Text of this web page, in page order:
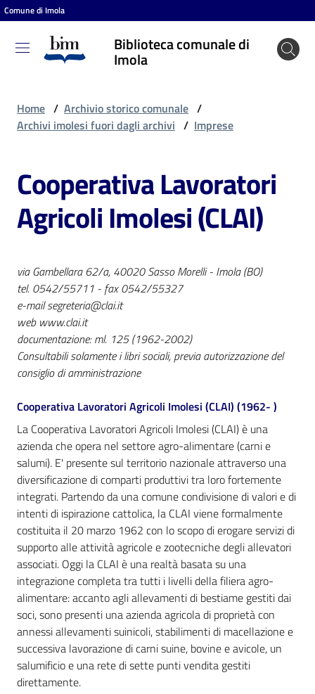
Vai al contenuto
Vai alla navigazione
Vai al footer
Comune di Imola
Biblioteca comunale di
Imola
Biblioteca
comunale
Cosa
puoi
Scopri
i
contenuti
online
Casa
Piani
Archivio
storico
Menu selezionato
Decentrate
Patto
per
Home / Archivio storico comunale /
Archivi imolesi fuori dagli archivi / Imprese
Cooperativa Lavoratori
Agricoli Imolesi (CLAI)
via Gambellara 62/a, 40020 Sasso Morelli - Imola (BO)
tel. 0542/55711 - fax 0542/55327
e-mail segreteria@clai.it
web www.clai.it
documentazione: ml. 125 (1962-2002)
Consultabili solamente i libri sociali, previa autorizzazione del
consiglio di amministrazione
Cooperativa Lavoratori Agricoli Imolesi (CLAI) (1962- )
La Cooperativa Lavoratori Agricoli Imolesi (CLAI) è una
azienda che opera nel settore agro-alimentare (carni e
salumi). E' presente sul territorio nazionale attraverso una
diversificazione di comparti produttivi tra loro fortemente
integrati. Partendo da una comune condivisione di valori e di
intenti di ispirazione cattolica, la CLAI viene formalmente
costituita il 20 marzo 1962 con lo scopo di erogare servizi di
supporto alle attività agricole e zootecniche degli allevatori
associati. Oggi la CLAI è una realtà basata su una
integrazione completa tra tutti i livelli della filiera agro-
alimentare: accanto agli allevamenti di bestiame gestiti dai
soci, sono presenti una azienda agricola di proprietà con
annessi allevamenti suinicoli, stabilimenti di macellazione e
successiva lavorazione di carni suine, bovine e avicole, un
salumificio e una rete di sette punti vendita gestiti
direttamente.